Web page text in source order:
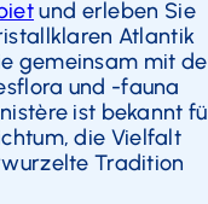
und erleben Sie
Atlantik
gemeinsam mit
und -fauna
ist bekannt
die Vielfalt
Tradition